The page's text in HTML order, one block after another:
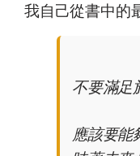
我自己從書中的
不要滿足
應該要能